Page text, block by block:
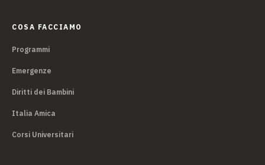
COSA FACCIAMO
Programmi
Emergenze
Diritti dei Bambini
Italia Amica
Corsi Universitari